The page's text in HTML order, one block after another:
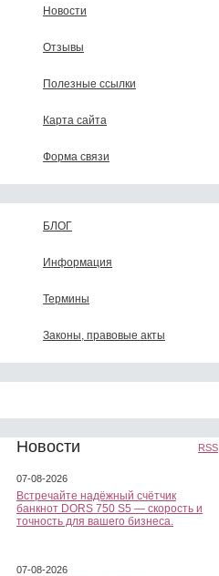
Новости
Отзывы
Полезные ссылки
Карта сайта
Форма связи
БЛОГ
Информация
Термины
Законы, правовые акты
Новости RSS
07-08-2026
Встречайте надёжный счётчик
банкнот DORS 750 S5 — скорость и
точность для вашего бизнеса.
07-08-2026